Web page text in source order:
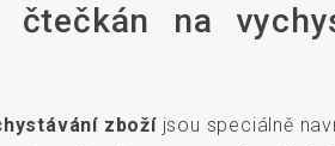
čtečkán na
zbožíjsou speciálně